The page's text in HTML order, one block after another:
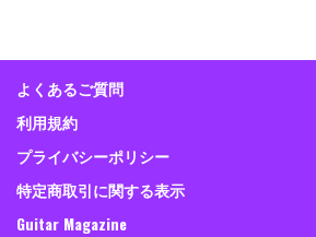
よくあるご質問
利用規約
プライバシーポリシー
特定商取引に関する表示
Guitar Magazine